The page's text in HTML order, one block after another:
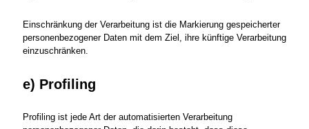
Einschränkung der Verarbeitung ist die Markierung gespeicherter
personenbezogener Daten mit dem Ziel, ihre künftige Verarbeitung
einzuschränken.
e) Profiling
Profiling ist jede Art der automatisierten Verarbeitung